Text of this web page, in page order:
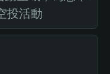
投活動